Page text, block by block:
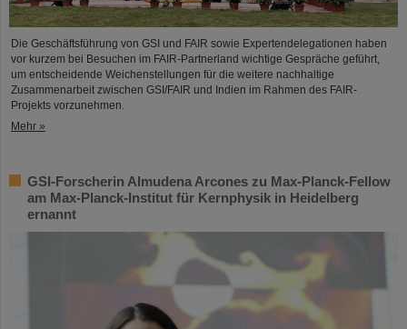
Die Geschäftsführung von GSI und FAIR sowie Expertendelegationen haben
vor kurzem bei Besuchen im FAIR-Partnerland wichtige Gespräche geführt,
um entscheidende Weichenstellungen für die weitere nachhaltige
Zusammenarbeit zwischen GSI/FAIR und Indien im Rahmen des FAIR-
Projekts vorzunehmen.
Mehr »
GSI-Forscherin Almudena Arcones zu Max-Planck-Fellow
am Max-Planck-Institut für Kernphysik in Heidelberg
ernannt